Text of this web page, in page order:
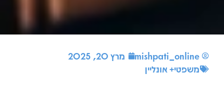
mishpati_online
מרץ 20, 2025
משפטי+ אונליין